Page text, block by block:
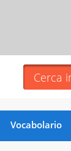
Vocabolario